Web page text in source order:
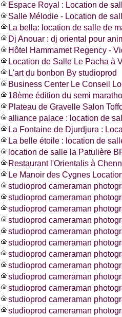
Espace Royal : Location de
Salle Mélodie - Location de
La bella: location de salle de
Dj Anouar : dj oriental pour
Hôtel Hammamet Regency -
Location de Salle Le Pacha à
L'art du bonbon By studioprod
Business Center Le Conseil
18ème édition du semi
Plateau de Gravelle Salon
alliance palace : location de
La Fontaine de Djurdjura :
La belle étoile : location de
location de salle la Patulière
Restaurant l'Orientalis à
Le Manoir des Cygnes
studioprod cameraman
studioprod cameraman
studioprod cameraman
studioprod cameraman
studioprod cameraman
studioprod cameraman
studioprod cameraman
studioprod cameraman
studioprod cameraman
studioprod cameraman
studioprod cameraman
studioprod cameraman